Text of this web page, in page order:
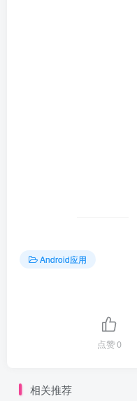
Android应用
点赞0
相关推荐